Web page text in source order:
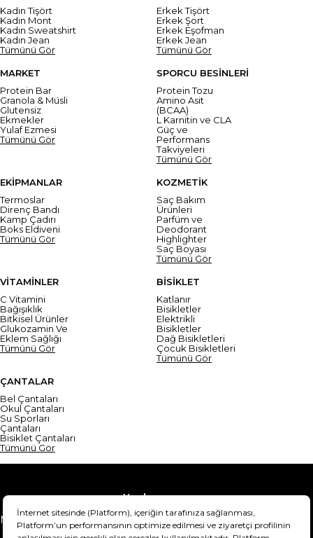
Kadın Tişört
Kadın Mont
Kadın Sweatshirt
Kadın Jean
Tümünü Gör
Erkek Tişört
Erkek Şort
Erkek Eşofman
Erkek Jean
Tümünü Gör
MARKET
Protein Bar
Granola & Müsli
Glutensiz
Ekmekler
Yulaf Ezmesi
Tümünü Gör
SPORCU BESİNLERİ
Protein Tozu
Amino Asit
(BCAA)
L Karnitin ve CLA
Güç ve
Performans
Takviyeleri
Tümünü Gör
EKİPMANLAR
Termoslar
Direnç Bandı
Kamp Çadırı
Boks Eldiveni
Tümünü Gör
KOZMETİK
Saç Bakım
Ürünleri
Parfüm ve
Deodorant
Highlighter
Saç Boyası
Tümünü Gör
VİTAMİNLER
C Vitamini
Bağışıklık
Bitkisel Ürünler
Glukozamin Ve
Eklem Sağlığı
Tümünü Gör
BİSİKLET
Katlanır
Bisikletler
Elektrikli
Bisikletler
Dağ Bisikletleri
Çocuk Bisikletleri
Tümünü Gör
ÇANTALAR
Bel Çantaları
Okul Çantaları
Su Sporları
Çantaları
Bisiklet Çantaları
Tümünü Gör
Yardım
Mesafeli Satış Sözleşmesi
Teslimat Bilgisi